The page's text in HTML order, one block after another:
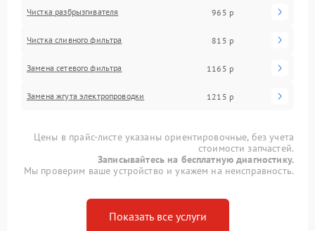
Чистка разбрызгивателя 965 р
Чистка сливного фильтра 815 р
Замена сетевого фильтра 1165 р
Замена жгута электропроводки 1215 р
Цены в прайс-листе указаны ориентировочные, без учета
стоимости запчастей.
Записывайтесь на бесплатную диагностику.
Мы проверим ваше устройство и укажем на неисправность.
Показать все услуги